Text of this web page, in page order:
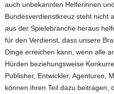
auch unbekannten Helferinnen
Bundesverdienstkreuz steht nicht
aus der Spielebranche heraus
für den Verdienst, dass unsere
Dinge erreichen kann, wenn alle
Hürden beziehungsweise
Publisher, Entwickler, Agenturen,
können ihren Teil dazu beitragen,